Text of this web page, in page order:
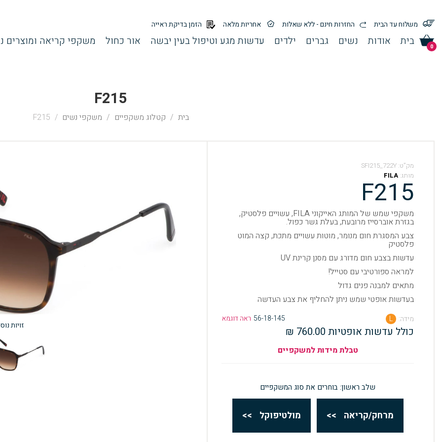
משלוח עד הבית החזרות חינם - ללא שאלות אחריות מלאה הזמן בדיקת ראייה
0 בית אודות נשים גברים ילדים עדשות מגע וטיפול בעין יבשה אור כחול משקפי קריאה ומוצרים
F215
בית קטלוג משקפיים משקפי נשים F215
מק”ט: SFI215_722Y
מותג: FILA
F215
משקפי שמש של המותג האייקוני FILA, עשויים פלסטיק,
בגזרת אוברסייז מרובעת, בעלת גשר כפול.
צבע המסגרת חום מנומר, מוטות עשויים מתכת, קצה המוט
פלסטיק
עדשות בצבע חום מדורג עם מסנן קרינת UV
למראה ספורטיבי עם סטייל!
מתאים למבנה פנים גדול
בעדשות אופטי שמש ניתן להחליף את צבע העדשה
מידה: L
56-18-145 ראה דוגמא
כולל עדשות אופטיות 760.00 ₪
טבלת מידות למשקפיים
שלב ראשון: בוחרים את סוג המשקפיים
מרחק/קריאה >> מולטיפוקל >>
זויות